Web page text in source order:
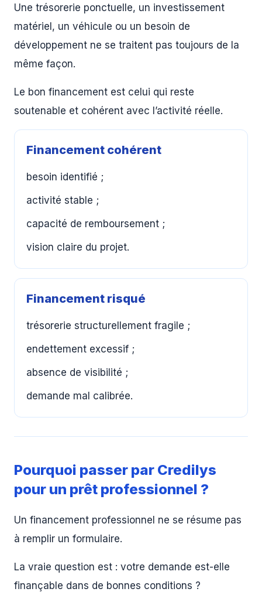
Une trésorerie ponctuelle, un investissement
matériel, un véhicule ou un besoin de
développement ne se traitent pas toujours de la
même façon.
Le bon financement est celui qui reste
soutenable et cohérent avec l’activité réelle.
Financement cohérent
besoin identifié ;
activité stable ;
capacité de remboursement ;
vision claire du projet.
Financement risqué
trésorerie structurellement fragile ;
endettement excessif ;
absence de visibilité ;
demande mal calibrée.
Pourquoi passer par Credilys
pour un prêt professionnel ?
Un financement professionnel ne se résume pas
à remplir un formulaire.
La vraie question est : votre demande est-elle
finançable dans de bonnes conditions ?